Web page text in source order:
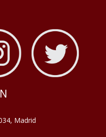
Madrid